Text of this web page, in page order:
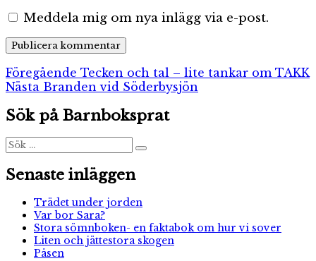
Meddela mig om nya inlägg via e-post.
Inläggsnavigering
Föregående Föregående
inlägg:
Tecken och tal – lite tankar om TAKK
Nästa Nästa
Branden vid Söderbysjön
Sök på Barnboksprat
Sök
efter:
Sök
Senaste inläggen
Trädet under jorden
Var bor Sara?
Stora sömnboken- en faktabok om hur vi sover
Liten och jättestora skogen
Påsen